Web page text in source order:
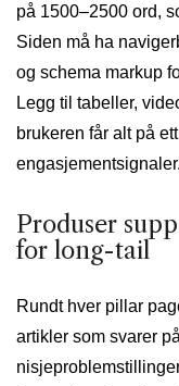
på 1500–2500 ord,
Siden må ha
og schema markup
Legg til tabeller,
brukeren får alt på
engasjementsignaler.
Produser
for long-tail
Rundt hver pillar
artikler som svarer